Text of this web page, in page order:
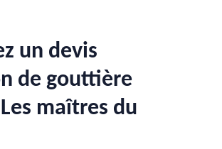
un devis
de gouttière
maîtres du